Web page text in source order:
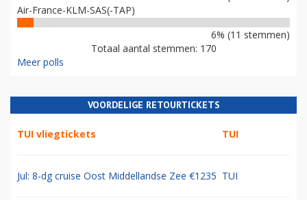
Air-France-KLM-SAS(-TAP)
6% (11 stemmen)
Totaal aantal stemmen: 170
Meer polls
VOORDELIGE RETOURTICKETS
TUI vliegtickets TUI
Jul: 8-dg cruise Oost Middellandse Zee €1235 TUI